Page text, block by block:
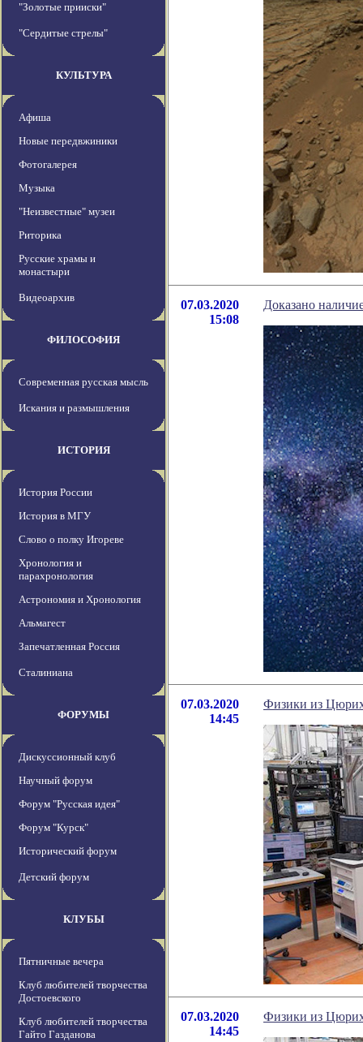
"Золотые прииски"
"Сердитые стрелы"
КУЛЬТУРА
Афиша
Новые передвжиники
Фотогалерея
Музыка
"Неизвестные" музеи
Риторика
Русские храмы и
монастыри
Видеоархив
ФИЛОСОФИЯ
Современная русская мысль
Искания и размышления
ИСТОРИЯ
История России
История в МГУ
Слово о полку Игореве
Хронология и
парахронология
Астрономия и Хронология
Альмагест
Запечатленная Россия
Сталиниана
ФОРУМЫ
Дискуссионный клуб
Научный форум
Форум "Русская идея"
Форум "Курск"
Исторический форум
Детский форум
КЛУБЫ
Пятничные вечера
Клуб любителей творчества
Достоевского
Клуб любителей творчества
Гайто Газданова
07.03.2020
15:08
Доказано
07.03.2020
14:45
Физики из
07.03.2020
14:45
Физики из